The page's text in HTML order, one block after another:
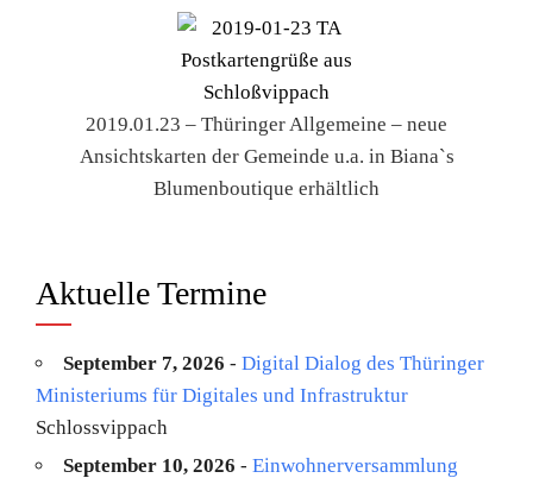
2019.01.23 – Thüringer Allgemeine – neue
Ansichtskarten der Gemeinde u.a. in Biana`s
Blumenboutique erhältlich
Aktuelle Termine
September 7, 2026 - Digital Dialog des Thüringer
Ministeriums für Digitales und Infrastruktur
Schlossvippach
September 10, 2026 - Einwohnerversammlung